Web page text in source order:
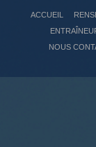
ACCUEIL
NOUS